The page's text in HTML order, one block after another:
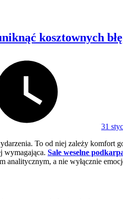
kosztownych
31
To od niej zależy komfort
wymagająca. Sale weselne
analitycznym, a nie wyłącznie